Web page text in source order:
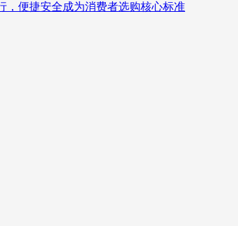
，便捷安全成为消费者选购核心标准